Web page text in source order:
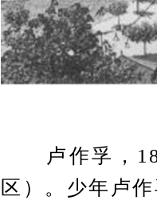
卢作孚，
区）。少年卢